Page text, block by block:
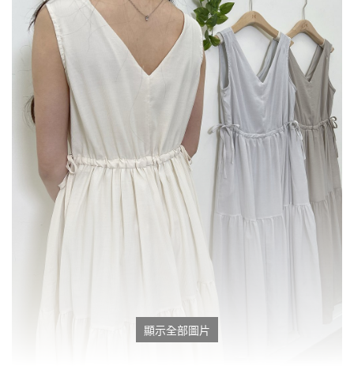
顯示全部圖片